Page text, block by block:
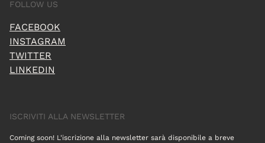
FOLLOW US
FACEBOOK
INSTAGRAM
TWITTER
LINKEDIN
ISCRIVITI ALLA NEWSLETTER
Coming soon! L'iscrizione alla newsletter sarà disponibile a breve